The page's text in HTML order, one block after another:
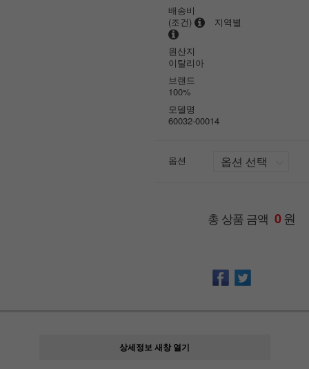
배송비
(조건)
지역별
원산지
이탈리아
브랜드
100%
모델명
60032-00014
옵션
총 상품 금액 0원
상세정보 새창 열기